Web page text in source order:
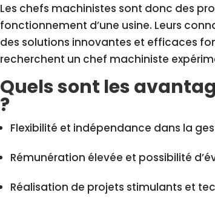
Les chefs machinistes sont donc des
fonctionnement d’une usine. Leurs
des solutions innovantes et efficaces
recherchent un chef machiniste
Quels sont les
?
Flexibilité et indépendance dans la
Rémunération élevée et possibilité
Réalisation de projets stimulants et